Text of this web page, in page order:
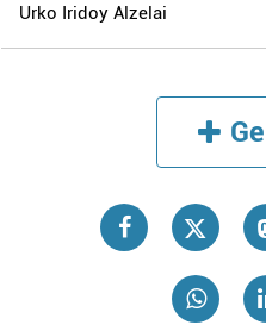
Urko Iridoy Alzelai